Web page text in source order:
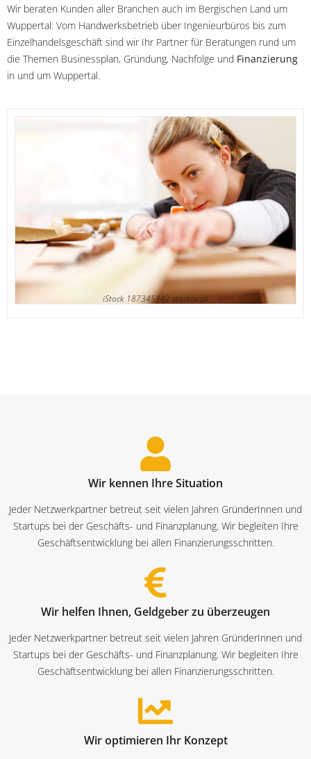
Wir beraten Kunden aller Branchen auch im Bergischen Land um
Wuppertal: Vom Handwerksbetrieb über Ingenieurbüros bis zum
Einzelhandelsgeschäft sind wir Ihr Partner für Beratungen rund um
die Themen Businessplan, Gründung, Nachfolge und Finanzierung
in und um Wuppertal.
iStock 187345142 stocknroll
Wir kennen Ihre Situation
Jeder Netzwerkpartner betreut seit vielen Jahren GründerInnen und
Startups bei der Geschäfts- und Finanzplanung. Wir begleiten Ihre
Geschäftsentwicklung bei allen Finanzierungsschritten.
Wir helfen Ihnen, Geldgeber zu überzeugen
Jeder Netzwerkpartner betreut seit vielen Jahren GründerInnen und
Startups bei der Geschäfts- und Finanzplanung. Wir begleiten Ihre
Geschäftsentwicklung bei allen Finanzierungsschritten.
Wir optimieren Ihr Konzept